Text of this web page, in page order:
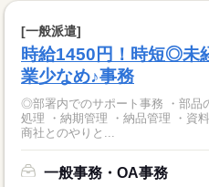
[一般派遣]
時給1450円！時短◎未
業少なめ♪事務
◎部署内でのサポート事務 ・部品の発注に伴う発注書作成 ・請求書
処理 ・納期管理 ・納品管理 ・資
商社とのやりと...
一般事務・OA事務